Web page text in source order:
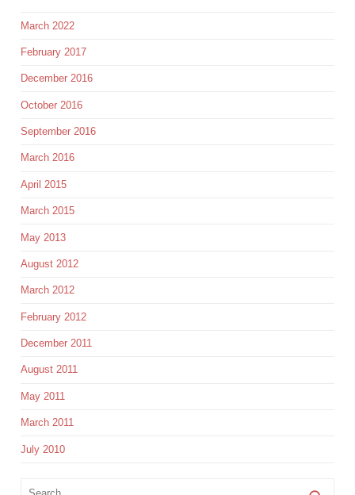
March 2022
February 2017
December 2016
October 2016
September 2016
March 2016
April 2015
March 2015
May 2013
August 2012
March 2012
February 2012
December 2011
August 2011
May 2011
March 2011
July 2010